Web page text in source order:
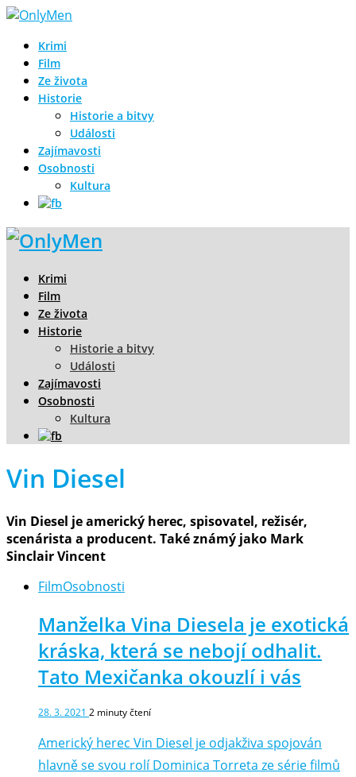
Krimi
Film
Ze života
Historie
Historie a bitvy
Události
Zajímavosti
Osobnosti
Kultura
Krimi
Film
Ze života
Historie
Historie a bitvy
Události
Zajímavosti
Osobnosti
Kultura
Vin Diesel
Vin Diesel je americký herec, spisovatel, režisér,
scenárista a producent. Také známý jako Mark
Sinclair Vincent
FilmOsobnosti
Manželka Vina Diesela je exotická
kráska, která se nebojí odhalit.
Tato Mexičanka okouzlí i vás
28. 3. 2021 2 minuty čtení
Americký herec Vin Diesel je odjakživa spojován
hlavně se svou rolí Dominica Torreta ze série filmů